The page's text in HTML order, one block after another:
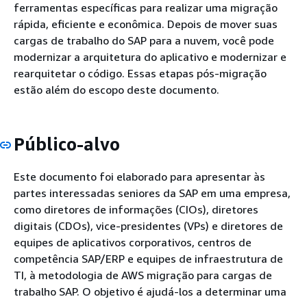
ferramentas específicas para realizar uma migração
rápida, eficiente e econômica. Depois de mover suas
cargas de trabalho do SAP para a nuvem, você pode
modernizar a arquitetura do aplicativo e modernizar e
rearquitetar o código. Essas etapas pós-migração
estão além do escopo deste documento.
Público-alvo
Este documento foi elaborado para apresentar às
partes interessadas seniores da SAP em uma empresa,
como diretores de informações (CIOs), diretores
digitais (CDOs), vice-presidentes (VPs) e diretores de
equipes de aplicativos corporativos, centros de
competência SAP/ERP e equipes de infraestrutura de
TI, à metodologia de AWS migração para cargas de
trabalho SAP. O objetivo é ajudá-los a determinar uma